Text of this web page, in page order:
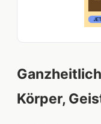
Körper,